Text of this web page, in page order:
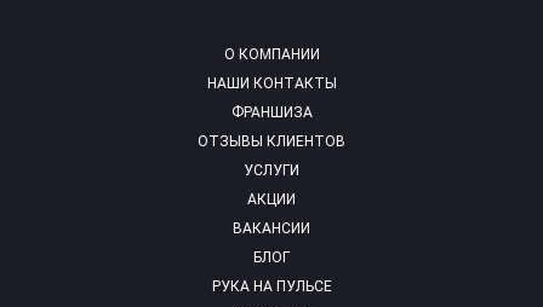
О КОМПАНИИ
НАШИ КОНТАКТЫ
ФРАНШИЗА
ОТЗЫВЫ КЛИЕНТОВ
УСЛУГИ
АКЦИИ
ВАКАНСИИ
БЛОГ
РУКА НА ПУЛЬСЕ